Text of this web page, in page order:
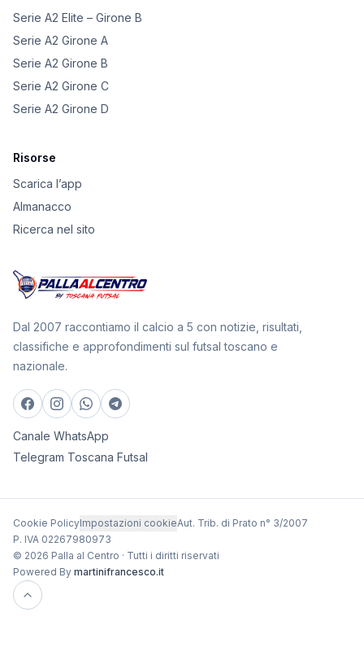
Serie A2 Elite – Girone B
Serie A2 Girone A
Serie A2 Girone B
Serie A2 Girone C
Serie A2 Girone D
Risorse
Scarica l’app
Almanacco
Ricerca nel sito
Dal 2007 raccontiamo il calcio a 5 con notizie, risultati,
classifiche e approfondimenti sul futsal toscano e
nazionale.
Canale WhatsApp
Telegram Toscana Futsal
Cookie PolicyImpostazioni cookieAut. Trib. di Prato n° 3/2007
P. IVA 02267980973
© 2026 Palla al Centro · Tutti i diritti riservati
Powered By martinifrancesco.it